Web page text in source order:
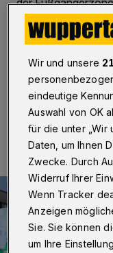
der
Abschluss der
Die
Archäologie
Millionen Euro.
18.09.2025 , 17:35
Wir und unsere
eindeutige
Auswahl von OK
für die unter „Wir
Daten, um Ihnen
Zwecke. Durch
Widerruf Ihrer
Wenn Tracker
Anzeigen
Sie. Sie können
um Ihre